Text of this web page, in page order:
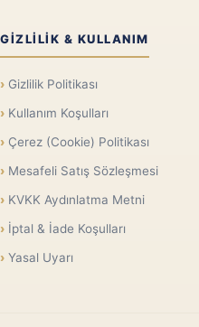
GIZLILIK & KULLANIM
Gizlilik Politikası
Kullanım Koşulları
Çerez (Cookie) Politikası
Mesafeli Satış Sözleşmesi
KVKK Aydınlatma Metni
İptal & İade Koşulları
Yasal Uyarı